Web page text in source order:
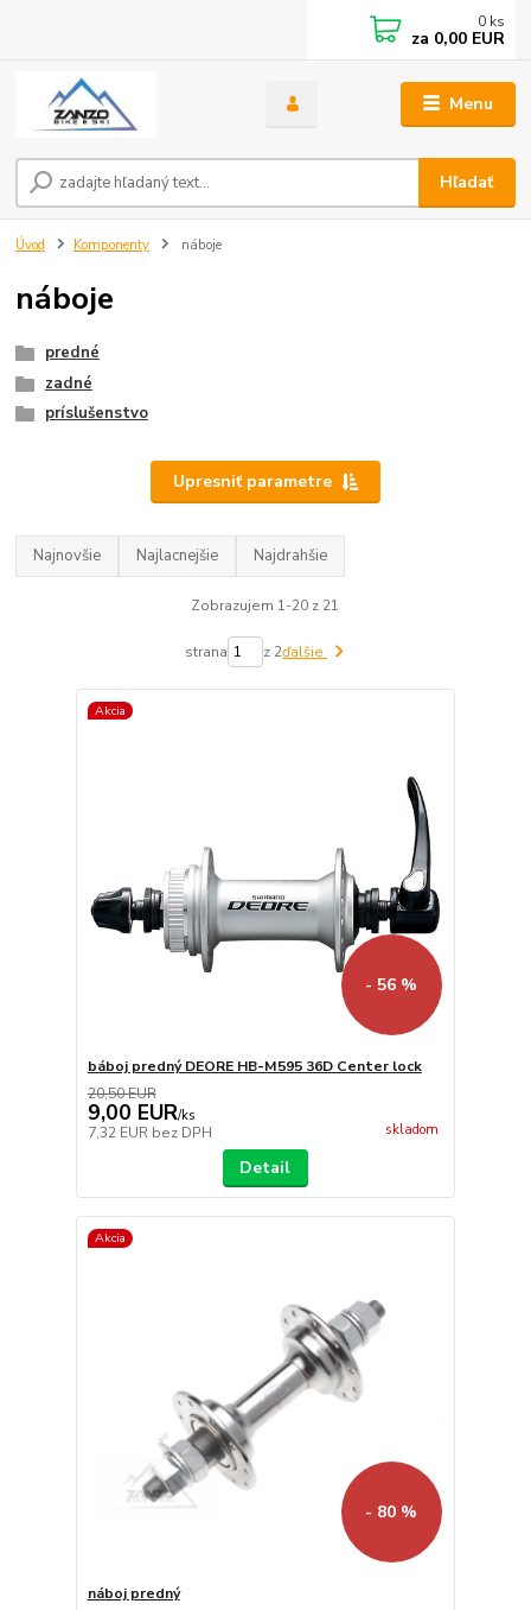
Menu
Hľadať
0 ks
za 0,00 EUR
Úvod Komponenty náboje
náboje
predné
zadné
príslušenstvo
Upresniť parametre
Najnovšie Najlacnejšie Najdrahšie
Zobrazujem 1-20 z 21
strana z 2ďalšie
Akcia
- 56 %
báboj predný DEORE HB-M595 36D Center lock
20,50 EUR
9,00 EUR/ks
7,32 EUR bez DPH skladom
Detail
Akcia
- 80 %
náboj predný